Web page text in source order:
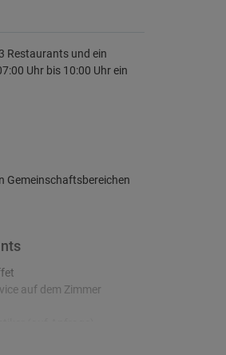
Restaurants und ein
Uhr bis 10:00 Uhr ein
Gemeinschaftsbereichen
auf dem Zimmer